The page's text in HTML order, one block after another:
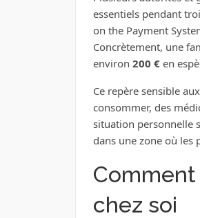
essentiels pendant
on the Payment
Concrètement, une
environ 200 €en
Ce repère sensible
consommer, des
situation personnelle
dans une zone où les
chez soi